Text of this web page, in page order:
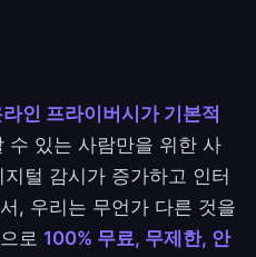
라인 프라이버시가 기본적
수 있는 사람만을 위한 사
털 감시가 증가하고 인터
, 우리는 무언가 다른 것을
로 100% 무료, 무제한, 안